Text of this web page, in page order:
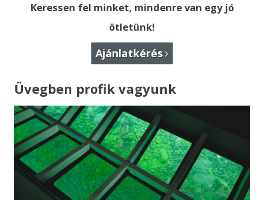
Keressen fel minket, mindenre van egy jó
ötletünk!
Ajánlatkérés
Üvegben profik vagyunk